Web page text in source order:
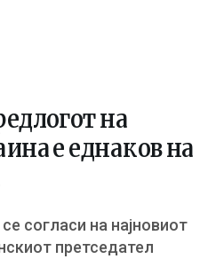
на
е еднаков на
согласи на најновиот
претседател